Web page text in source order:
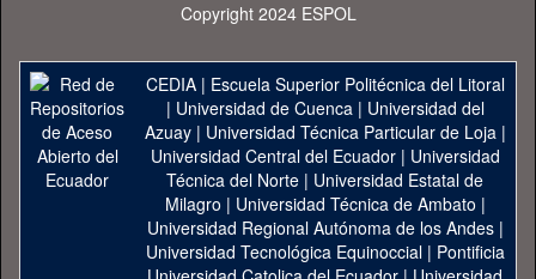
Copyright 2024 ESPOL
CEDIA| Escuela Superior Politécnica del Litoral
| Universidad de Cuenca| Universidad del
Azuay| Universidad Técnica Particular de Loja|
Universidad Central del Ecuador| Universidad
Técnica del Norte | Universidad Estatal de
Milagro | Universidad Técnica de Ambato |
Universidad Regional Autónoma de los Andes|
Universidad Tecnológica Equinoccial| Pontificia